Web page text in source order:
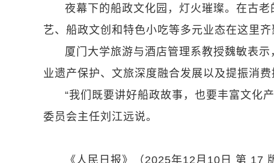
夜幕下的船政文化园，灯火璀璨。在古
艺、船政文创和特色小吃等多元业态在这里齐
厦门大学旅游与酒店管理系教授魏敏表
业遗产保护、文旅深度融合发展以及提振消费
“我们既要讲好船政故事，也要丰富文化
委员会主任刘江远说。
《人民日报》（2025年12月10日 第 17